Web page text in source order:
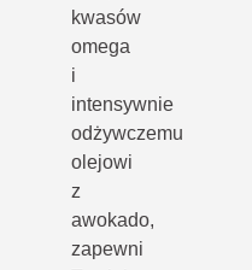
kwasów
omega
i
intensywnie
odżywczemu
olejowi
z
awokado,
zapewni